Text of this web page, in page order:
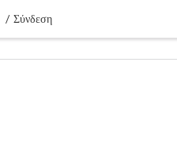
/ Σύνδεση